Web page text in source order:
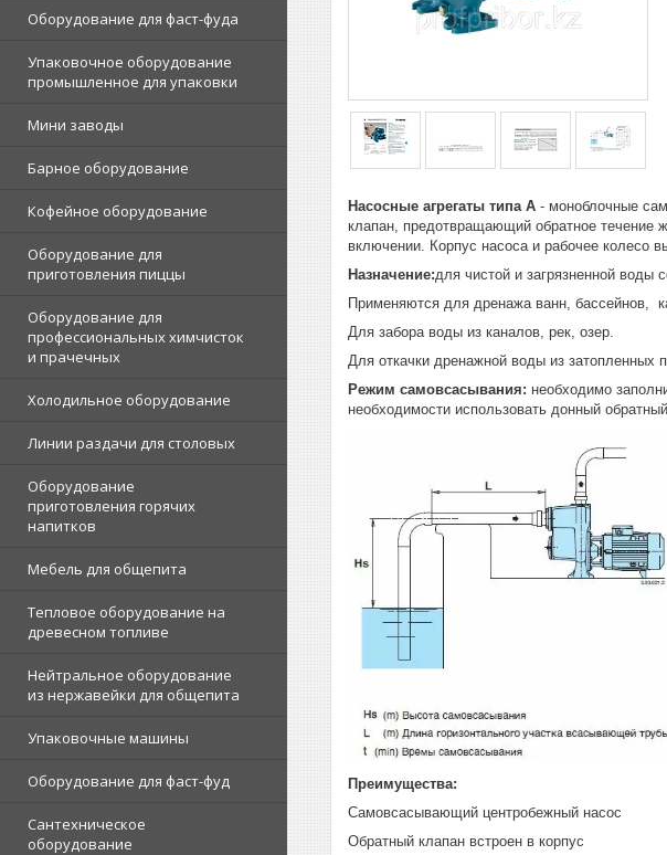
Оборудование для фаст-фуда
Упаковочное оборудование
промышленное для упаковки
Мини заводы
Барное оборудование
Кофейное оборудование
Оборудование для
приготовления пиццы
Оборудование для
профессиональных химчисток
и прачечных
Холодильное оборудование
Линии раздачи для столовых
Оборудование
приготовления горячих
напитков
Мебель для общепита
Тепловое оборудование на
древесном топливе
Нейтральное оборудование
из нержавейки для общепита
Упаковочные машины
Оборудование для фаст-фуд
Сантехническое
оборудование
Насосные агрегаты типа A - моноблочные
клапан, предотвращающий обратное течение
включении. Корпус насоса и рабочее колесо
Назначение:для чистой и загрязненной
Применяются для дренажа ванн, бассейнов,
Для забора воды из каналов, рек, озер.
Для откачки дренажной воды из
Режим самовсасывания: необходимо
необходимости использовать донный
Преимущества:
Самовсасывающий центробежный насос
Обратный клапан встроен в корпус